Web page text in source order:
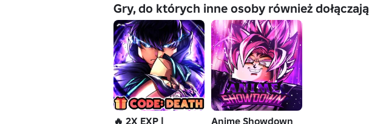
Gry, do których inne osoby również dołączają
🔥 2X EXP | Anime Showdown